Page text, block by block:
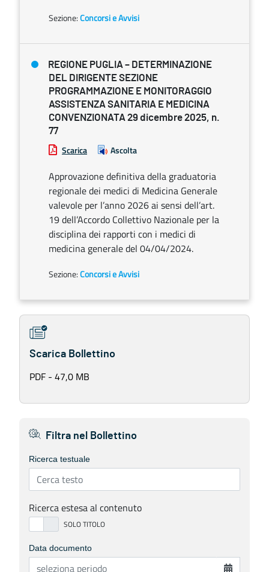
Sezione:Concorsi e Avvisi
REGIONE PUGLIA – DETERMINAZIONE
DEL DIRIGENTE SEZIONE
PROGRAMMAZIONE E MONITORAGGIO
ASSISTENZA SANITARIA E MEDICINA
CONVENZIONATA 29 dicembre 2025, n.
77
Scarica Ascolta
Approvazione definitiva della graduatoria
regionale dei medici di Medicina Generale
valevole per l’anno 2026 ai sensi dell’art.
19 dell’Accordo Collettivo Nazionale per la
disciplina dei rapporti con i medici di
medicina generale del 04/04/2024.
Sezione:Concorsi e Avvisi
Scarica Bollettino
PDF - 47,0 MB
Filtra nel Bollettino
Ricerca testuale
Ricerca estesa al contenuto
Data documento